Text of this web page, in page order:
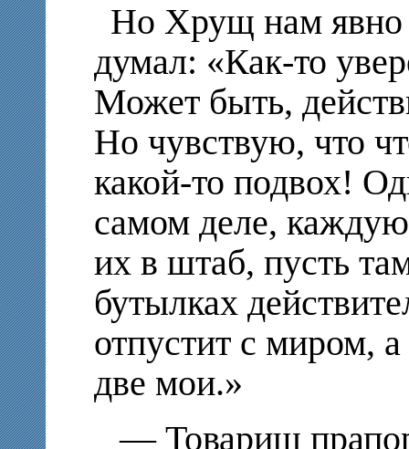
Но Хрущ нам явно
думал: «Как-то
Может быть,
Но чувствую, что
какой-то подвох!
самом деле,
их в штаб, пусть
бутылках
отпустит с миром,
две мои.»
— Товарищ